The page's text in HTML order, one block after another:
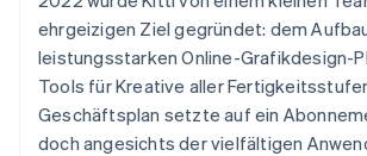
ehrgeizigen Ziel gegründet: dem
leistungsstarken Online-Grafikdesign-
Tools für Kreative aller
Geschäftsplan setzte auf ein
doch angesichts der vielfältigen